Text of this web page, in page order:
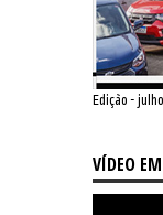
Edição -
VÍDEO